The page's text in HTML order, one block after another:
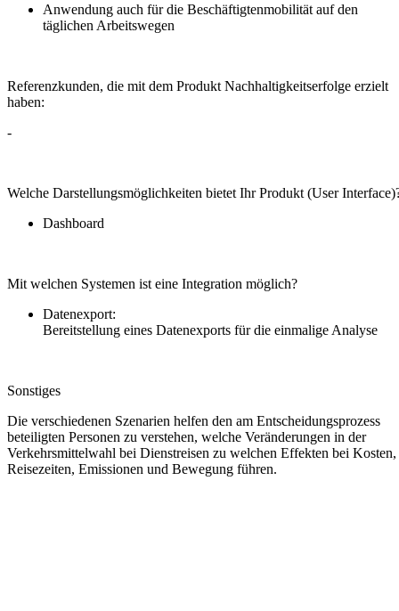
Anwendung auch für die Beschäftigtenmobilität auf den
täglichen Arbeitswegen
Referenzkunden, die mit dem Produkt Nachhaltigkeitserfolge erzielt
haben:
-
Welche Darstellungsmöglichkeiten bietet Ihr Produkt (User
Dashboard
Mit welchen Systemen ist eine Integration möglich?
Datenexport:
Bereitstellung eines Datenexports für die einmalige Analyse
Sonstiges
Die verschiedenen Szenarien helfen den am Entscheidungsprozess
beteiligten Personen zu verstehen, welche Veränderungen in der
Verkehrsmittelwahl bei Dienstreisen zu welchen Effekten bei Kosten,
Reisezeiten, Emissionen und Bewegung führen.